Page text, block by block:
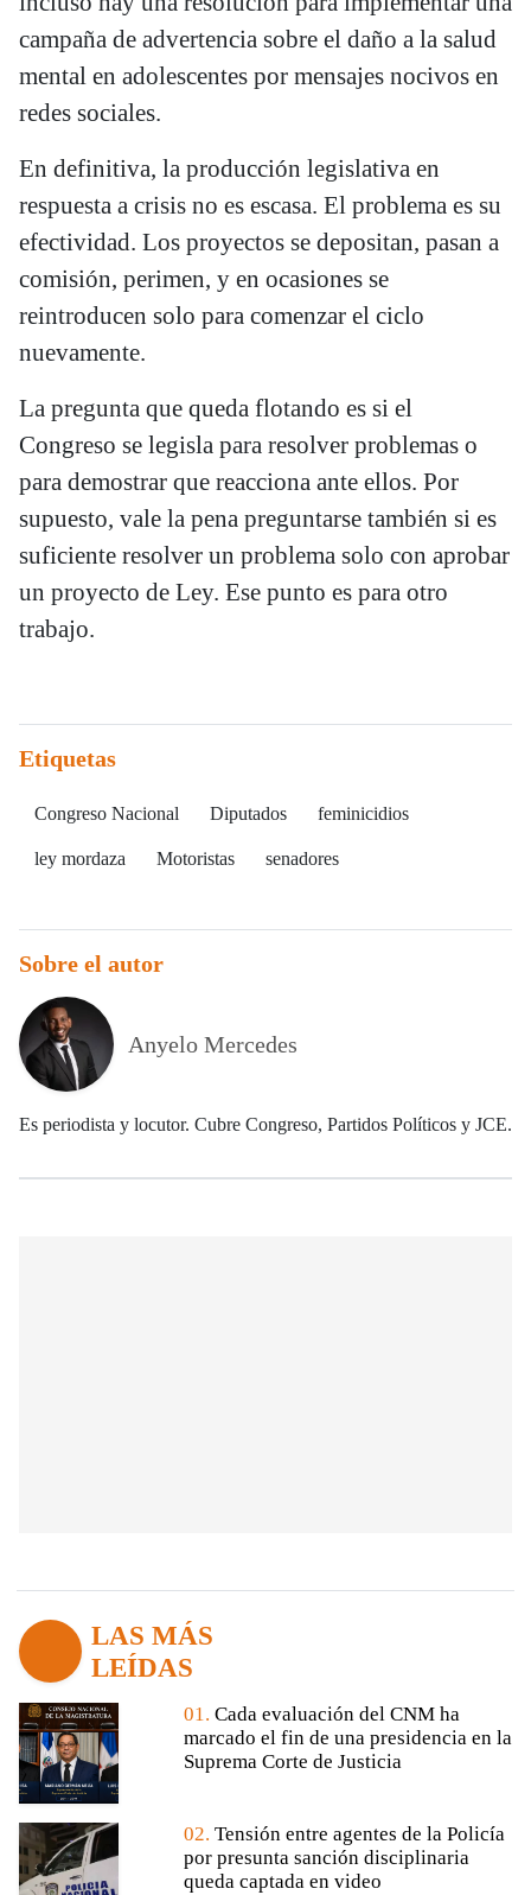
campaña de advertencia sobre el daño a la salud
mental en adolescentes por mensajes nocivos en
redes sociales.
En definitiva, la producción legislativa en
respuesta a crisis no es escasa. El problema es su
efectividad. Los proyectos se depositan, pasan a
comisión, perimen, y en ocasiones se
reintroducen solo para comenzar el ciclo
nuevamente.
La pregunta que queda flotando es si el
Congreso se legisla para resolver problemas o
para demostrar que reacciona ante ellos. Por
supuesto, vale la pena preguntarse también si es
suficiente resolver un problema solo con aprobar
un proyecto de Ley. Ese punto es para otro
trabajo.
Etiquetas
Congreso Nacional Diputados feminicidios
ley mordaza Motoristas senadores
Sobre el autor
Anyelo Mercedes
Es periodista y locutor. Cubre Congreso, Partidos Políticos y JCE.
LAS MÁS
LEÍDAS
01. Cada evaluación del CNM ha
marcado el fin de una presidencia en la
Suprema Corte de Justicia
02. Tensión entre agentes de la Policía
por presunta sanción disciplinaria
queda captada en video